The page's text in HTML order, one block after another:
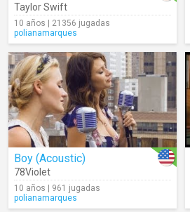
Taylor Swift
10 años | 21356 jugadas
polianamarques
Boy (Acoustic)
78Violet
10 años | 961 jugadas
polianamarques